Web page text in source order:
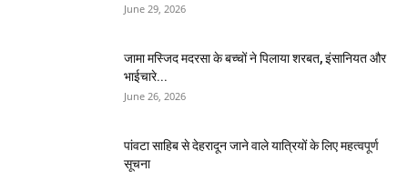
June 29, 2026
जामा मस्जिद मदरसा के बच्चों ने पिलाया शरबत, इंसानियत और
भाईचारे...
June 26, 2026
पांवटा साहिब से देहरादून जाने वाले यात्रियों के लिए महत्वपूर्ण
सूचना